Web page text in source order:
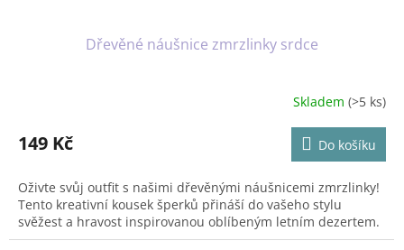
Dřevěné náušnice zmrzlinky srdce
produktu
je
z
5
hvězdiček.
Skladem(>5 ks)
149 Kč Do košíku
Oživte svůj outfit s našimi dřevěnými náušnicemi zmrzlinky!
Tento kreativní kousek šperků přináší do vašeho stylu
svěžest a hravost inspirovanou oblíbeným letním dezertem.